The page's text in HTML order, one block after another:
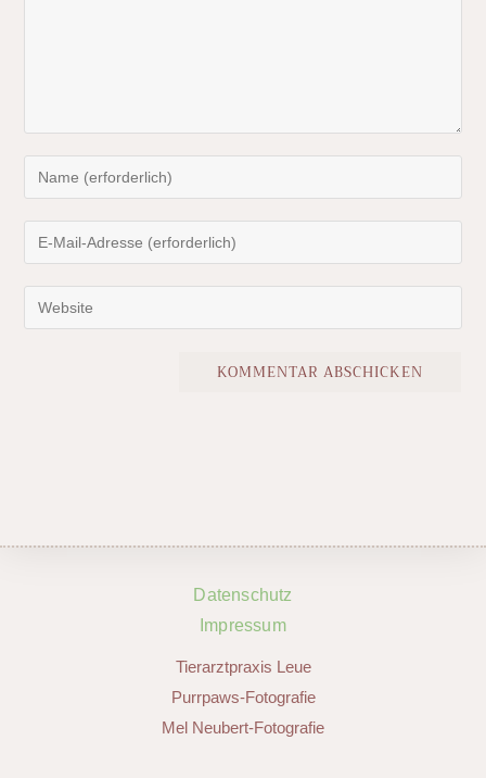
Datenschutz
Impressum
Tierarztpraxis Leue
Purrpaws-Fotografie
Mel Neubert-Fotografie